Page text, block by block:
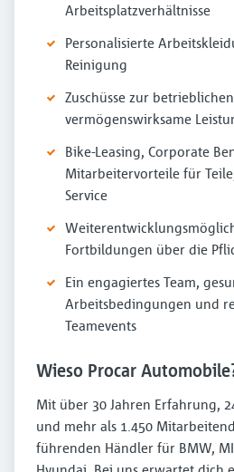
Arbeitsplatzverhältnisse
Personalisierte
Reinigung
Zuschüsse zur
vermögenswirksame
Bike-Leasing, Corporate
Mitarbeitervorteile für
Service
Fortbildungen über die
Ein engagiertes Team,
Arbeitsbedingungen und
Teamevents
Wieso Procar
Mit über 30 Jahren Erfahrung,
und mehr als 1.450
führenden Händler für BMW,